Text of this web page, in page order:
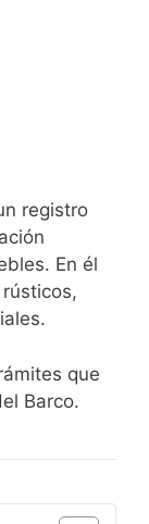
registro
En él
que
Barco.